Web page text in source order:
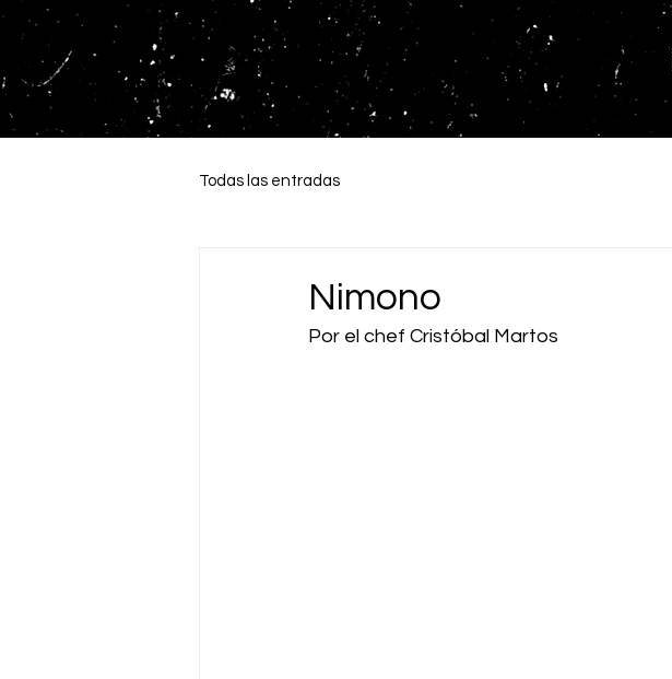
Todas las entradas
Nimono
Por el chef Cristóbal Martos